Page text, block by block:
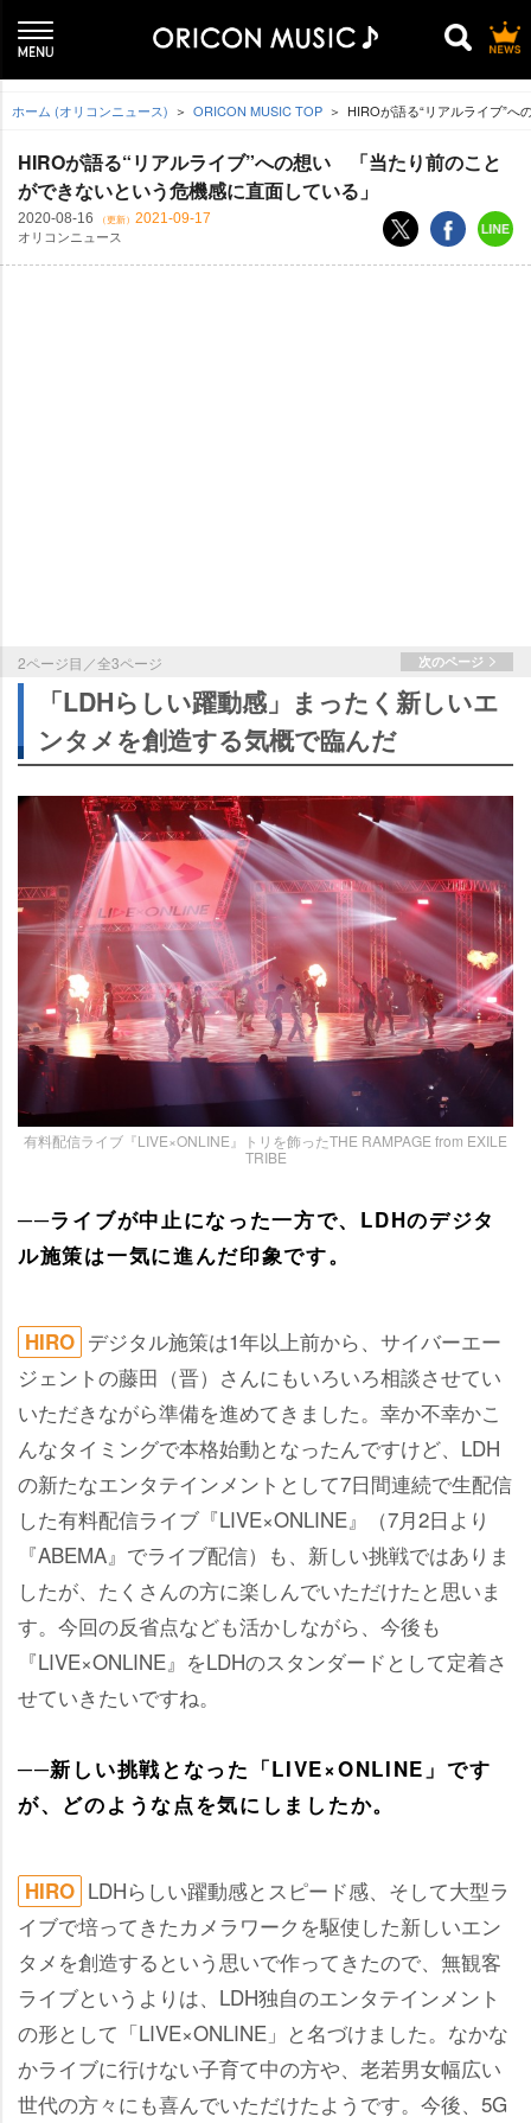
ホーム (オリコンニュース) ORICON MUSIC TOP HIROが語る“リアルライブ”
HIROが語る“リアルライブ”への想い 「当たり前のこと
ができないという危機感に直面している」
2020-08-16 （更新） 2021-09-17
オリコンニュース
2ページ目／全3ページ 次のページ
「LDHらしい躍動感」まったく新しいエ
ンタメを創造する気概で臨んだ
有料配信ライブ『LIVE×ONLINE』トリを飾ったTHE RAMPAGE from EXILE
TRIBE
──ライブが中止になった一方で、LDHのデジタ
ル施策は一気に進んだ印象です。
HIRO デジタル施策は1年以上前から、サイバーエー
ジェントの藤田（晋）さんにもいろいろ相談させてい
いただきながら準備を進めてきました。幸か不幸かこ
んなタイミングで本格始動となったんですけど、LDH
の新たなエンタテインメントとして7日間連続で生配信
した有料配信ライブ『LIVE×ONLINE』（7月2日より
『ABEMA』でライブ配信）も、新しい挑戦ではありま
したが、たくさんの方に楽しんでいただけたと思いま
す。今回の反省点なども活かしながら、今後も
『LIVE×ONLINE』をLDHのスタンダードとして定着さ
せていきたいですね。
──新しい挑戦となった「LIVE×ONLINE」です
が、どのような点を気にしましたか。
HIRO LDHらしい躍動感とスピード感、そして大型ラ
イブで培ってきたカメラワークを駆使した新しいエン
タメを創造するという思いで作ってきたので、無観客
ライブというよりは、LDH独自のエンタテインメント
の形として「LIVE×ONLINE」と名づけました。なかな
かライブに行けない子育て中の方や、老若男女幅広い
世代の方々にも喜んでいただけたようです。今後、5G